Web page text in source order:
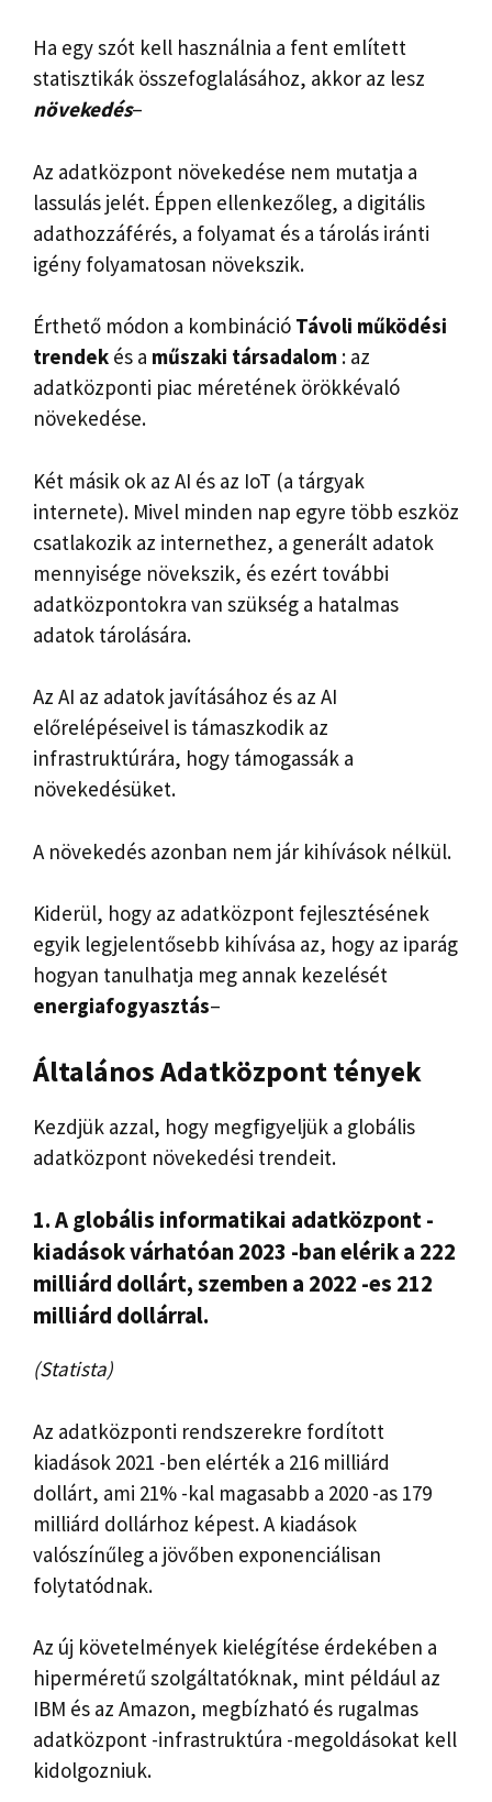
Ha egy szót kell használnia a fent említett
statisztikák összefoglalásához, akkor az lesz
növekedés–
Az adatközpont növekedése nem mutatja a
lassulás jelét. Éppen ellenkezőleg, a digitális
adathozzáférés, a folyamat és a tárolás iránti
igény folyamatosan növekszik.
Érthető módon a kombináció Távoli működési
trendek és a műszaki társadalom : az
adatközponti piac méretének örökkévaló
növekedése.
Két másik ok az AI és az IoT (a tárgyak
internete). Mivel minden nap egyre több eszköz
csatlakozik az internethez, a generált adatok
mennyisége növekszik, és ezért további
adatközpontokra van szükség a hatalmas
adatok tárolására.
Az AI az adatok javításához és az AI
előrelépéseivel is támaszkodik az
infrastruktúrára, hogy támogassák a
növekedésüket.
A növekedés azonban nem jár kihívások nélkül.
Kiderül, hogy az adatközpont fejlesztésének
egyik legjelentősebb kihívása az, hogy az iparág
hogyan tanulhatja meg annak kezelését
energiafogyasztás–
ÁltalánosAdatközpont tények
Kezdjük azzal, hogy megfigyeljük a globális
adatközpont növekedési trendeit.
1. A globális informatikai adatközpont -
kiadások várhatóan 2023 -ban elérik a 222
milliárd dollárt, szemben a 2022 -es 212
milliárd dollárral.
(Statista)
Az adatközponti rendszerekre fordított
kiadások 2021 -ben elérték a 216 milliárd
dollárt, ami 21% -kal magasabb a 2020 -as 179
milliárd dollárhoz képest. A kiadások
valószínűleg a jövőben exponenciálisan
folytatódnak.
Az új követelmények kielégítése érdekében a
hiperméretű szolgáltatóknak, mint például az
IBM és az Amazon, megbízható és rugalmas
adatközpont -infrastruktúra -megoldásokat kell
kidolgozniuk.